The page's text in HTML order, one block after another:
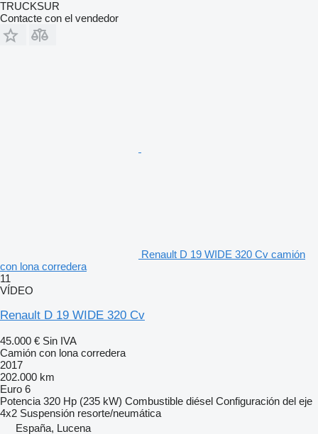
TRUCKSUR
Contacte con el vendedor
Renault D 19 WIDE 320 Cv camión
con lona corredera
11
VÍDEO
Renault D 19 WIDE 320 Cv
45.000 € Sin IVA
Camión con lona corredera
2017
202.000 km
Euro 6
Potencia 320 Hp (235 kW) Combustible diésel Configuración del eje
4x2 Suspensión resorte/neumática
España, Lucena